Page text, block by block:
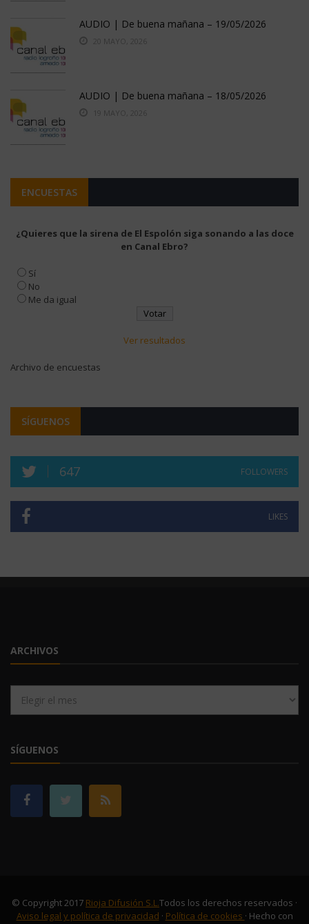
AUDIO | De buena mañana – 19/05/2026
20 MAYO, 2026
AUDIO | De buena mañana – 18/05/2026
19 MAYO, 2026
ENCUESTAS
¿Quieres que la sirena de El Espolón siga sonando a las doce
en Canal Ebro?
Sí
No
Me da igual
Ver resultados
Archivo de encuestas
SÍGUENOS
647 FOLLOWERS
LIKES
ARCHIVOS
SÍGUENOS
© Copyright 2017 Rioja Difusión S.L.Todos los derechos reservados ·
Aviso legal y política de privacidad · Política de cookies · Hecho con